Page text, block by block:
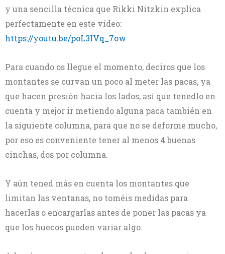
y una sencilla técnica que Rikki Nitzkin explica
perfectamente en este vídeo:
https://youtu.be/poL3IVq_7ow
Para cuando os llegue el momento, deciros que los
montantes se curvan un poco al meter las pacas, ya
que hacen presión hacia los lados, así que tenedlo en
cuenta y mejor ir metiendo alguna paca también en
la siguiente columna, para que no se deforme mucho,
por eso es conveniente tener al menos 4 buenas
cinchas, dos por columna.
Y aún tened más en cuenta los montantes que
limitan las ventanas, no toméis medidas para
hacerlas o encargarlas antes de poner las pacas ya
que los huecos pueden variar algo.